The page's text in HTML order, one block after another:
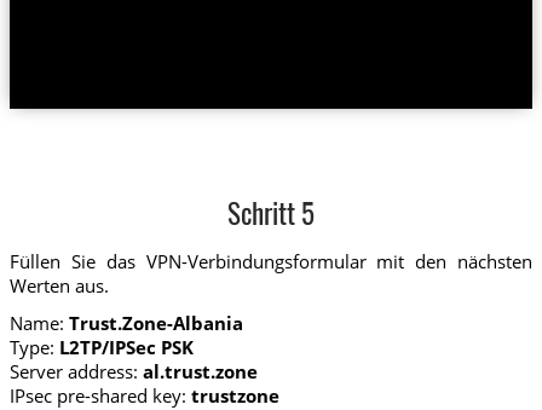
Schritt 5
Füllen Sie das VPN-Verbindungsformular mit den nächsten
Werten aus.
Name: Trust.Zone-Albania
Type: L2TP/IPSec PSK
Server address: al.trust.zone
IPsec pre-shared key: trustzone